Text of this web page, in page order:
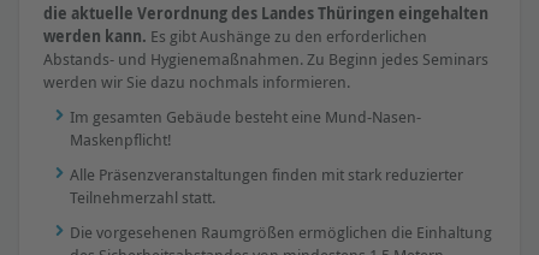
die aktuelle Verordnung des Landes Thüringen eingehalten
werden kann. Es gibt Aushänge zu den erforderlichen
Abstands- und Hygienemaßnahmen. Zu Beginn jedes Seminars
werden wir Sie dazu nochmals informieren.
Im gesamten Gebäude besteht eine Mund-Nasen-
Maskenpflicht!
Alle Präsenzveranstaltungen finden mit stark reduzierter
Teilnehmerzahl statt.
Die vorgesehenen Raumgrößen ermöglichen die Einhaltung